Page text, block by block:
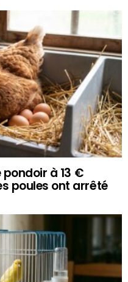
pondoir à 13 €
poules ont arrêté